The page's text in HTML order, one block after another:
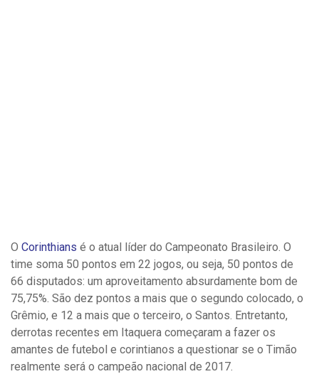
O Corinthians é o atual líder do Campeonato Brasileiro. O
time soma 50 pontos em 22 jogos, ou seja, 50 pontos de
66 disputados: um aproveitamento absurdamente bom de
75,75%. São dez pontos a mais que o segundo colocado, o
Grêmio, e 12 a mais que o terceiro, o Santos. Entretanto,
derrotas recentes em Itaquera começaram a fazer os
amantes de futebol e corintianos a questionar se o Timão
realmente será o campeão nacional de 2017.